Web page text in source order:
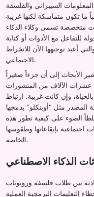
السيبراني والفلسفة
ما تكون متماسكة لكنها غريبة
متخصصة تسمى وكلاء الذكاء
للتفاعل مع الأدوات أو كتابة
أعيد توجيهها الآن للانخراط
الاجتماعي.
الأبحاث إلى أن جزءاً صغيراً
الآلاف من المنشورات
وإن كانت غريبة. ارتباط
المصدر مثل "أوبنكلو" يدمجها
الضوء على كيفية تطور هذه
اجتماعية بإيقاعاتها وطقوسها
الخاصة.
الذكاء الاصطناعي
بين طلاب فلسفة وروبوتات
التعليمات البرمجية العملية